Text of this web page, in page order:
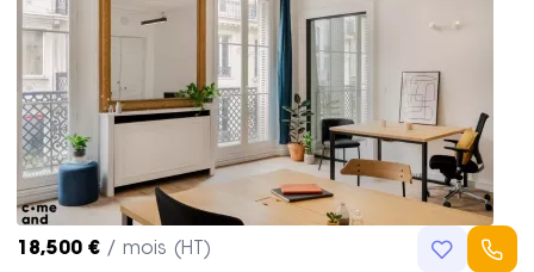
18,500 € / mois (HT)